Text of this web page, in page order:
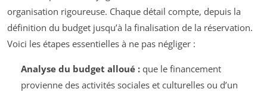
organisation rigoureuse. Chaque détail compte, depuis la
définition du budget jusqu’à la finalisation de la réservation.
Voici les étapes essentielles à ne pas négliger :
Analyse du budget alloué :que le financement
provienne des activités sociales et culturelles ou d’un